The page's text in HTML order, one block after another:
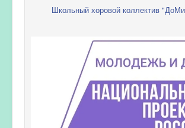
Школьный хоровой коллектив